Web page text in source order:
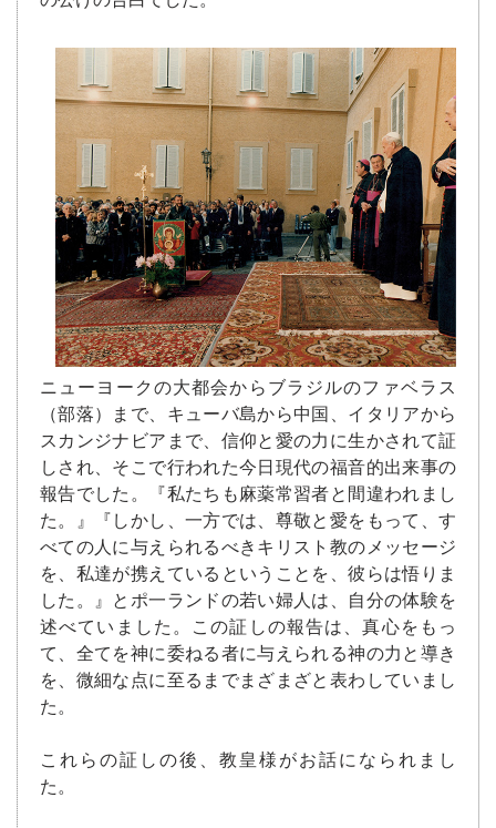
ニューヨークの大都会からブラジルのファベラス
（部落）まで、キューバ島から中国、イタリアから
スカンジナビアまで、信仰と愛の力に生かされて証
しされ、そこで行われた今日現代の福音的出来事の
報告でした。『私たちも麻薬常習者と間違われまし
た。』『しかし、一方では、尊敬と愛をもって、す
べての人に与えられるべきキリスト教のメッセージ
を、私達が携えているということを、彼らは悟りま
した。』とポ一ランドの若い婦人は、自分の体験を
述べていました。この証しの報告は、真心をもっ
て、全てを神に委ねる者に与えられる神の力と導き
を、微細な点に至るまでまざまざと表わしていまし
た。
これらの証しの後、教皇様がお話になられまし
た。